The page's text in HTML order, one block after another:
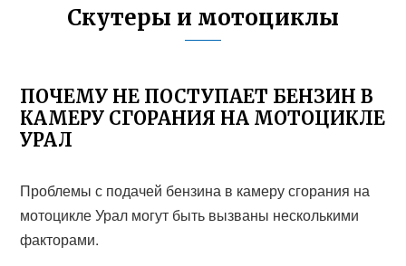
Скутеры и мотоциклы
ПОЧЕМУ НЕ ПОСТУПАЕТ БЕНЗИН В
КАМЕРУ СГОРАНИЯ НА МОТОЦИКЛЕ
УРАЛ
Проблемы с подачей бензина в камеру сгорания на
мотоцикле Урал могут быть вызваны несколькими
факторами.